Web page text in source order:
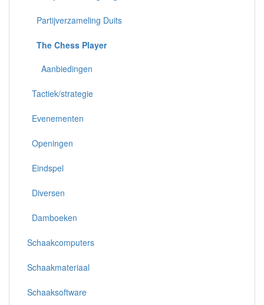
Partijverzameling Duits
The Chess Player
Aanbiedingen
Tactiek/strategie
Evenementen
Openingen
Eindspel
Diversen
Damboeken
Schaakcomputers
Schaakmateriaal
Schaaksoftware